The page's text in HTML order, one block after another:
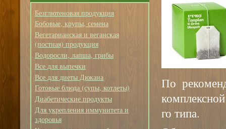
Безглютеновая продукция
Бобовые, крупы, семена
Вегетарианская и веганская
(постная) продукция
Водоросли, лапша, грибы
Все для выпечки
Все для диеты Дюкана
Готовые блюда (супы, котлеты)
Диабетические продукты
Для укрепления иммунитета и
здоровья
По
го типа.